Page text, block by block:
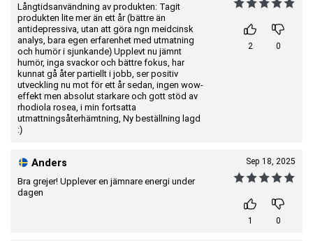
Långtidsanvändning av produkten: Tagit
produkten lite mer än ett år (bättre än
antidepressiva, utan att göra ngn meidcinsk
analys, bara egen erfarenhet med utmatning
och humör i sjunkande) Upplevt nu jämnt
humör, inga svackor och bättre fokus, har
kunnat gå åter partiellt i jobb, ser positiv
utveckling nu mot för ett år sedan, ingen wow-
effekt men absolut starkare och gott stöd av
rhodiola rosea, i min fortsatta
utmattningsåterhämtning, Ny beställning lagd
:)
2 0
Anders
Bra grejer! Upplever en jämnare energi under
dagen
Sep 18, 2025
1 0